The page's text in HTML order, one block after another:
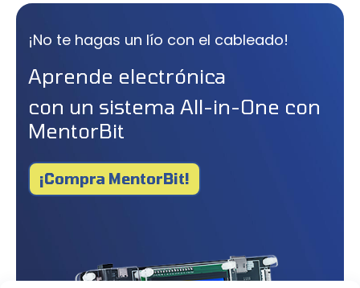
¡No te hagas un lío con el cableado!
Aprende electrónica
con un sistema All-in-One con
MentorBit
¡Compra MentorBit!